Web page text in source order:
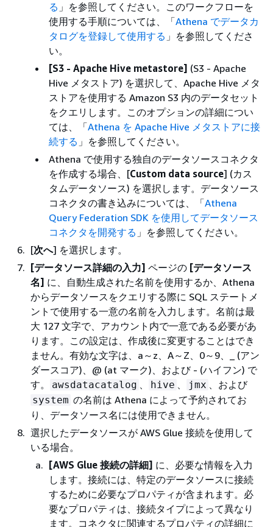
る 」を参照してください。このワークフローを
使用する手順については、「Athena でデータカ
タログを登録して使用する 」を参照してくださ
い。
[S3 - Apache Hive metastore] (S3 - Apache
Hive メタストア) を選択して、Apache Hive メタ
ストアを使用する Amazon S3 内のデータセット
をクエリします。このオプションの詳細につい
ては、「Athena を Apache Hive メタストアに接
続する 」を参照してください。
Athena で使用する独自のデータソースコネクタ
を作成する場合、[Custom data source] (カス
タムデータソース) を選択します。データソース
コネクタの書き込みについては、「Athena
Query Federation SDK を使用してデータソース
コネクタを開発する 」を参照してください。
[次へ] を選択します。
[データソース詳細の入力] ページの [データソース
名] に、自動生成された名前を使用するか、Athena
からデータソースをクエリする際に SQL ステートメ
ントで使用する一意の名前を入力します。名前は最
大 127 文字で、アカウント内で一意である必要があ
ります。この設定は、作成後に変更することはでき
ません。有効な文字は、a～z、A～Z、0～9、_ (アン
ダースコア)、@ (at マーク)、および - (ハイフン) で
す。
awsdatacatalog 、 hive 、 jmx 、および
system の名前は Athena によって予約されてお
り、データソース名には使用できません。
選択したデータソースが AWS Glue 接続を使用して
いる場合。
[AWS Glue 接続の詳細] に、必要な情報を入力
します。接続には、特定のデータソースに接続
するために必要なプロパティが含まれます。必
要なプロパティは、接続タイプによって異なり
ます。コネクタに関連するプロパティの詳細に